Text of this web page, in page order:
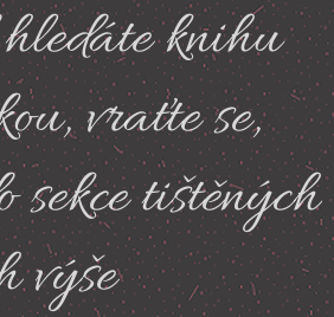
knihu
vraťte se,
sekce tištěných
výše☝🏼